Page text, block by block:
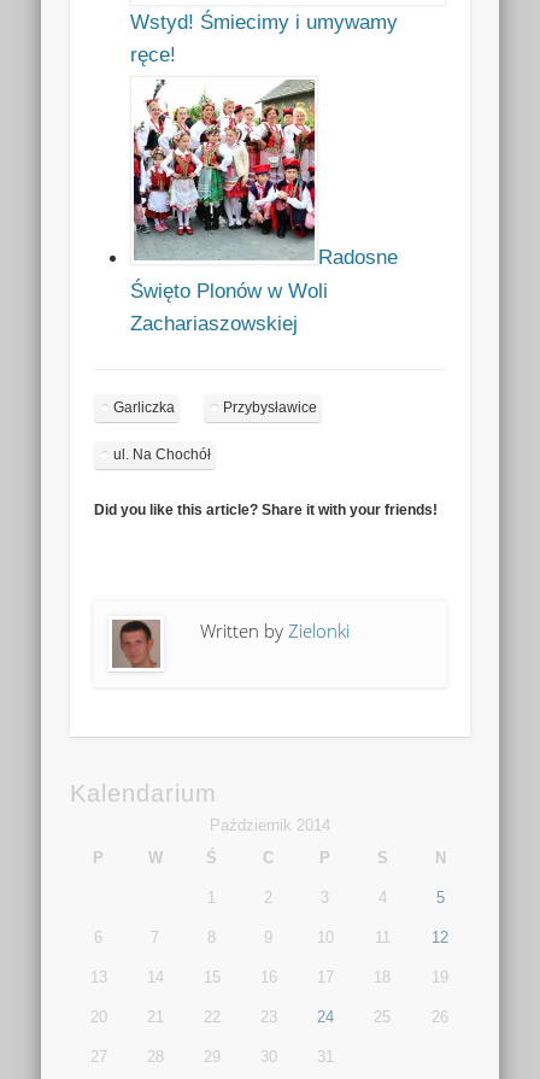
Wstyd! Śmiecimy i umywamy
ręce!
Radosne
Święto Plonów w Woli
Zachariaszowskiej
Garliczka Przybysławice
ul. Na Chochół
Did you like this article? Share it with your friends!
Written by Zielonki
Kalendarium
Październik 2014
P
W Ś C P S N
1 2 3 4 5
6 7 8 9 10 11 12
13 14 15 16 17 18 19
20 21 22 23 24 25 26
27 28 29 30 31